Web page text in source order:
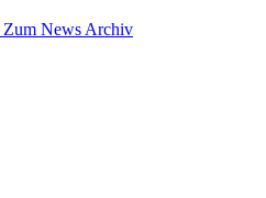
Zum News Archiv